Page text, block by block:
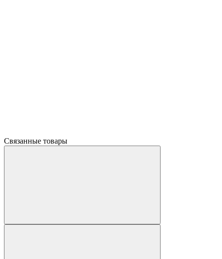
Связанные товары